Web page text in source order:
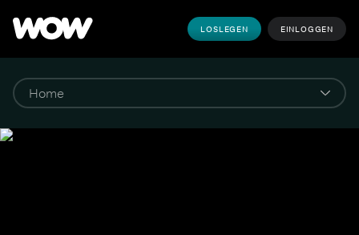
LOSLEGEN EINLOGGEN